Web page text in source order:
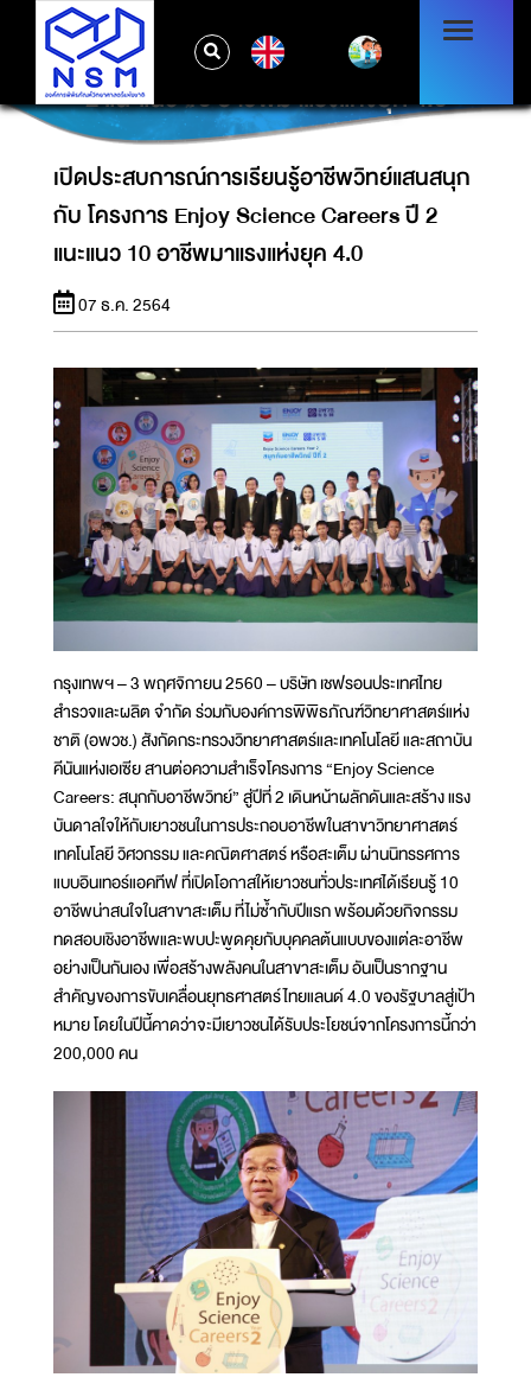
เปิดประสบการณ์การเรียนรู้อาชีพวิทย์แสนสนุก
กับ โครงการ ENJOY SCIENCE CAREERS ปี
2 แนะแนว 10 อาชีพมาแรงแห่งยุค 4.0
เปิดประสบการณ์การเรียนรู้อาชีพวิทย์แสนสนุก
กับ โครงการ Enjoy Science Careers ปี 2
แนะแนว 10 อาชีพมาแรงแห่งยุค 4.0
07 ธ.ค. 2564
กรุงเทพฯ – 3 พฤศจิกายน 2560 – บริษัท เชฟรอนประเทศไทย
สำรวจและผลิต จำกัด ร่วมกับองค์การพิพิธภัณฑ์วิทยาศาสตร์แห่ง
ชาติ (อพวช.) สังกัดกระทรวงวิทยาศาสตร์และเทคโนโลยี และสถาบัน
คีนันแห่งเอเซีย สานต่อความสำเร็จโครงการ “Enjoy Science
Careers: สนุกกับอาชีพวิทย์” สู่ปีที่ 2 เดินหน้าผลักดันและสร้าง แรง
บันดาลใจให้กับเยาวชนในการประกอบอาชีพในสาขาวิทยาศาสตร์
เทคโนโลยี วิศวกรรม และคณิตศาสตร์ หรือสะเต็ม ผ่านนิทรรศการ
แบบอินเทอร์แอคทีฟ ที่เปิดโอกาสให้เยาวชนทั่วประเทศได้เรียนรู้ 10
อาชีพน่าสนใจในสาขาสะเต็ม ที่ไม่ซ้ำกับปีแรก พร้อมด้วยกิจกรรม
ทดสอบเชิงอาชีพและพบปะพูดคุยกับบุคคลต้นแบบของแต่ละอาชีพ
อย่างเป็นกันเอง เพื่อสร้างพลังคนในสาขาสะเต็ม อันเป็นรากฐาน
สำคัญของการขับเคลื่อนยุทธศาสตร์ไทยแลนด์ 4.0 ของรัฐบาลสู่เป้า
หมาย โดยในปีนี้คาดว่าจะมีเยาวชนได้รับประโยชน์จากโครงการนี้กว่า
200,000 คน